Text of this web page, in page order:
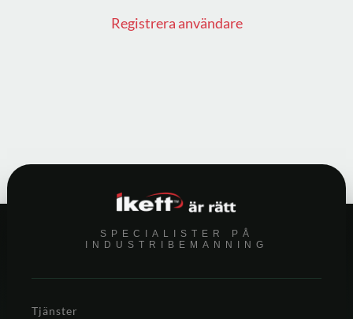
Registrera användare
SPECIALISTER PÅ
INDUSTRIBEMANNING
Tjänster